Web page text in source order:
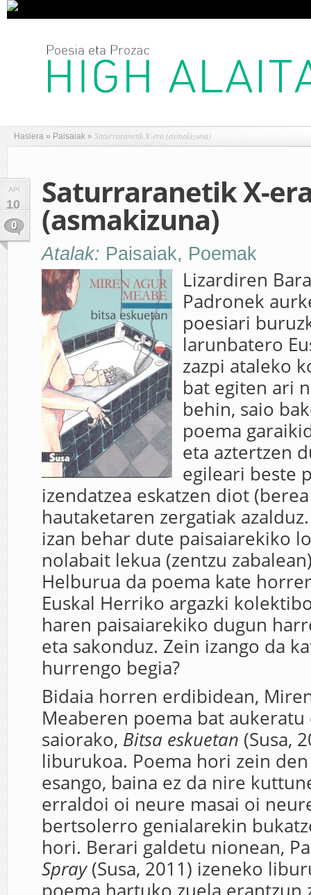
Hasiera » Paisaiak » Saturraranetik X-era (asmakizuna)
API
10
0
Saturraranetik X-
(asmakizuna)
Atalak: Paisaiak, Poemak
Lizardiren
Padronek
poesiari
larunbatero
zazpi ataleko
bat egiten ari
behin, saio
poema
eta aztertzen
egileari beste
izendatzea eskatzen diot
hautaketaren zergatiak
izan behar dute paisaiarekiko
nolabait lekua (zentzu
Helburua da poema kate
Euskal Herriko argazki
haren paisaiarekiko dugun
eta sakonduz. Zein izango da
hurrengo begia?
Bidaia horren erdibidean,
Meaberen poema bat
saiorako, Bitsa eskuetan (Susa,
liburukoa. Poema hori zein
esango, baina ez da nire
erraldoi oi neure masai oi
bertsolerro genialarekin
hori. Berari galdetu nionean,
Spray(Susa, 2011) izeneko